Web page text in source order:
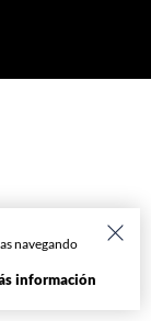
navegando
información